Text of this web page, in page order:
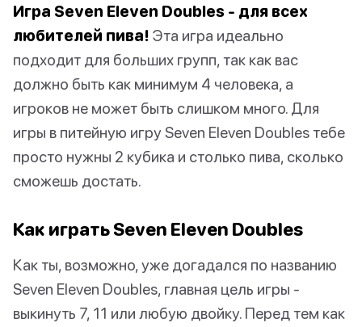
Игра Seven Eleven Doubles - для всех
любителей пива! Эта игра идеально
подходит для больших групп, так как вас
должно быть как минимум 4 человека, а
игроков не может быть слишком много. Для
игры в питейную игру Seven Eleven Doubles тебе
просто нужны 2 кубика и столько пива, сколько
сможешь достать.
Как играть Seven Eleven Doubles
Как ты, возможно, уже догадался по названию
Seven Eleven Doubles, главная цель игры -
выкинуть 7, 11 или любую двойку. Перед тем как